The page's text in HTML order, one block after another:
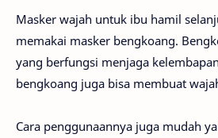
Masker wajah untuk ibu hamil
memakai masker bengkoang.
yang berfungsi menjaga
bengkoang juga bisa membuat
Cara penggunaannya juga mudah